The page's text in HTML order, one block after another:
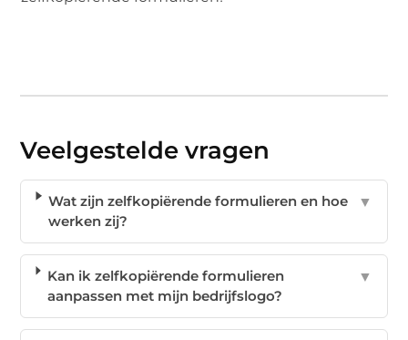
Veelgestelde vragen
Wat zijn zelfkopiërende formulieren en hoe
werken zij?
▼
Kan ik zelfkopiërende formulieren
aanpassen met mijn bedrijfslogo?
▼